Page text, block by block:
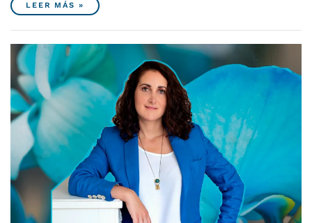
LEER MÁS »